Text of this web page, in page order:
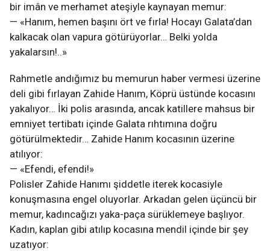
bir imân ve merhamet ateşiyle kaynayan memur:
— «Hanım, hemen başını ört ve fırla! Hocayı Galata’dan
kalkacak olan vapura götürüyorlar… Belki yolda
yakalarsın!..»
Rahmetle andığımız bu memurun haber vermesi üzerine
deli gibi fırlayan Zahide Hanım, Köprü üstünde kocasını
yakalıyor… İki polis arasında, ancak katillere mahsus bir
emniyet tertibatı içinde Galata rıhtımına doğru
götürülmektedir… Zahide Hanım kocasının üzerine
atılıyor:
— «Efendi, efendi!»
Polisler Zahide Hanımı şiddetle iterek kocasiyle
konuşmasına engel oluyorlar. Arkadan gelen üçüncü bir
memur, kadıncağızı yaka-paça sürüklemeye başlıyor.
Kadın, kaplan gibi atılıp kocasına mendil içinde bir şey
uzatıyor: